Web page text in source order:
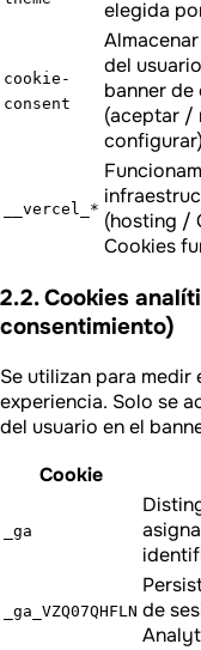
elegida
cookie-
consent
del
banner de
(aceptar /
__vercel_* (hosting /
Cookies
2.2. Cookies
consentimiento)
Se utilizan para
experiencia. Solo se
del usuario en el
Cookie
_ga
_ga_VZQ07QHFLN de